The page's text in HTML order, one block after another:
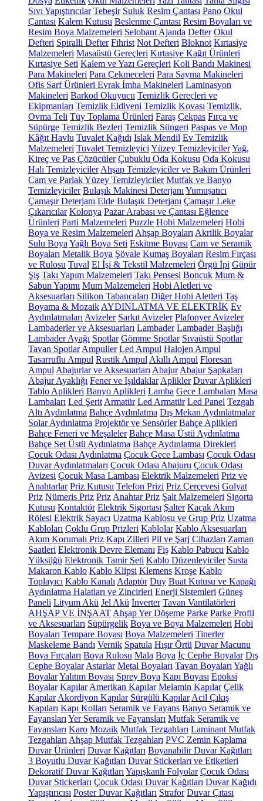
Sıvı Yapıştırıcılar Tebeşir Suluk Resim Çantası Pano Okul
Çantası Kalem Kutusu Beslenme Çantası Resim Boyaları ve
Resim Boya Malzemeleri Selobant Ajanda Defter Okul
Defteri Spiralli Defter Fihrist Not Defteri Bloknot Kırtasiye
Malzemeleri Masaüstü Gereçleri Kırtasiye Kağıt Ürünleri
Kırtasiye Seti Kalem ve Yazı Gereçleri Koli Bandı Makinesi
Para Makineleri Para Çekmeceleri Para Sayma Makineleri
Ofis Sarf Ürünleri Evrak İmha Makineleri Laminasyon
Makineleri Barkod Okuyucu Temizlik Gereçleri ve
Ekipmanları Temizlik Eldiveni Temizlik Kovası Temizlik,
Ovma Teli Tüy Toplama Ürünleri Faraş Çekpas Fırça ve
Süpürge Temizlik Bezleri Temizlik Süngeri Paspas ve Mop
Kâğıt Havlu Tuvalet Kağıdı Islak Mendil Ev Temizlik
Malzemeleri Tuvalet Temizleyici Yüzey TemizleyicilerYağ,
Kireç ve Pas Çözücüler Çubuklu Oda Kokusu Oda Kokusu
Halı Temizleyiciler Ahşap Temizleyiciler ve Bakım Ürünleri
Cam ve Parlak Yüzey Temizleyiciler Mutfak ve Banyo
Temizleyiciler Bulaşık Makinesi Deterjanı Yumuşatıcı
Çamaşır Deterjanı Elde Bulaşık Deterjanı Çamaşır Leke
Çıkarıcılar Kolonya Pazar Arabası ve Çantası Eğlence
Ürünleri Parti Malzemeleri Puzzle Hobi Malzemeleri Hobi
Boya ve Resim Malzemeleri Ahşap Boyaları Akrilik Boyalar
Sulu Boya Yağlı Boya Seti Eskitme Boyası Cam ve Seramik
Boyaları Metalik Boya Şövale Kumaş Boyaları Resim Fırçası
ve Rulosu Tuval El İşi & Tekstil Malzemeleri Örgü İpi Güpür
Şiş Takı Yapım Malzemeleri Takı Pensesi Boncuk Mum &
Sabun Yapımı Mum Malzemeleri Hobi Aletleri ve
Aksesuarları Silikon Tabancaları Diğer Hobi Aletleri Taş
Boyama & Mozaik AYDINLATMA VE ELEKTRİK Ev
Aydınlatmaları Avizeler Sarkıt Avizeler Plafonyer Avizeler
Lambaderler ve Aksesuarları Lambader Lambader Başlığı
Lambader Ayağı Spotlar Gömme Spotlar Sıvaüstü Spotlar
Tavan Spotlar Ampuller Led Ampul Halojen Ampul
Tasarruflu Ampul Rustik Ampul Akıllı Ampul Floresan
Ampul Abajurlar ve Aksesuarları Abajur Abajur Şapkaları
Abajur Ayaklığı Fener ve Işıldaklar Aplikler Duvar Aplikleri
Tablo Aplikleri Banyo Aplikleri Lamba Gece Lambaları Masa
Lambaları Led Şerit Armatür Led Armatür Led Panel Tezgah
Altı Aydınlatma Bahçe Aydınlatma Dış Mekan Aydınlatmalar
Solar Aydınlatma Projektör ve Sensörler Bahçe Aplikleri
Bahçe Feneri ve Meşaleler Bahçe Masa Üstü Aydınlatma
Bahçe Set Üstü Aydınlatma Bahçe Aydınlatma Direkleri
Çocuk Odası Aydınlatma Çocuk Gece Lambası Çocuk Odası
Duvar Aydınlatmaları Çocuk Odası Abajuru Çocuk Odası
Avizesi Çocuk Masa Lambası Elektrik Malzemeleri Priz ve
Anahtarlar Priz Kutusu Telefon Prizi Priz Çerçevesi Golyat
Priz Nümeris Priz Priz Anahtar Priz Şalt Malzemeleri Sigorta
Kutusu Kontaktör Elektrik Sigortası Şalter Kaçak Akım
Rölesi Elektrik Sayacı Uzatma Kablosu ve Grup Priz Uzatma
Kabloları Çoklu Grup Prizleri Kablolar Kablo Aksesuarları
Akım Korumalı Priz Kapı Zilleri Pil ve Şarj Cihazları Zaman
Saatleri Elektronik Devre Elemanı Fiş Kablo Pabucu Kablo
Yüksüğü Elektronik Tamir Seti Kablo Düzenleyiciler Susta
Makaron Kablo Kablo Klipsi Klemens Kroşe Kablo
Toplayıcı Kablo Kanalı Adaptör Duy Buat Kutusu ve Kapağı
Aydınlatma Halatları ve Zincirleri Enerji Sistemleri Güneş
Paneli Lityum Akü Jel Akü İnverter Tavan Vantilatörleri
AHŞAP VE İNŞAAT Ahşap Yer Döşeme Parke Parke Profil
ve Aksesuarları Süpürgelik Boya ve Boya Malzemeleri Hobi
Boyaları Tempare Boyası Boya Malzemeleri Tinerler
Maskeleme Bandı Vernik Spatula Hışır Örtü Duvar Macunu
Boya Fırçaları Boya Rulosu Mala Boya İç Cephe Boyalar Dış
Cephe Boyalar Astarlar Metal Boyaları Tavan Boyaları Yağlı
BoyalarYalıtım Boyası Sprey Boya Kapı Boyası Epoksi
Boyalar Kapılar Amerikan Kapılar Melamin Kapılar Çelik
Kapılar Akordiyon Kapılar Sürgülü Kapılar Acil Çıkış
Kapıları Kapı Kolları Seramik ve Fayans Banyo Seramik ve
Fayansları Yer Seramik ve Fayansları Mutfak Seramik ve
Fayansları Karo Mozaik Mutfak Tezgahları Laminant Mutfak
Tezgahları Ahşap Mutfak Tezgahları PVC Zemin Kaplama
Duvar Ürünleri Duvar Kağıtları Boyanabilir Duvar Kağıtları
3 Boyutlu Duvar Kağıtları Duvar Stickerları ve Etiketleri
Dekoratif Duvar Kağıtları Yapışkanlı Folyolar Çocuk Odası
Duvar Stickerları Çocuk Odası Duvar Kağıtları Duvar Kağıdı
Yapıştırıcısı Poster Duvar Kağıtları Strafor Duvar Çıtası